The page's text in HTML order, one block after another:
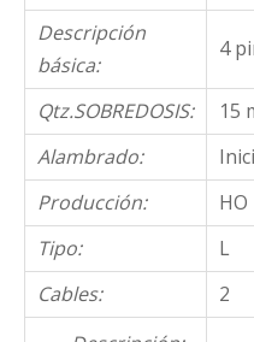
Descripción
básica:
4
Qtz.SOBREDOSIS:
15
Alambrado:
Producción:
HO
Tipo:
L
Cables:
2